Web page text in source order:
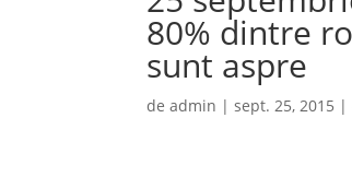
80% dintre
sunt aspre
deadmin |sept. 25, 2015 |